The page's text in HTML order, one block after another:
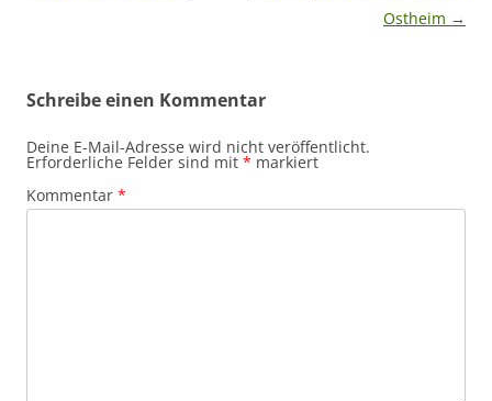
Ostheim →
Schreibe einen Kommentar
Deine E-Mail-Adresse wird nicht veröffentlicht.
Erforderliche Felder sind mit * markiert
Kommentar *